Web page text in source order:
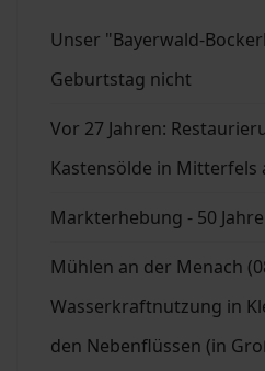
Unser "Bayerwald-
Geburtstag nicht
Vor 27 Jahren:
Kastensölde in Mitterfels
Markterhebung - 50
Mühlen an der Menach
Wasserkraftnutzung in
den Nebenflüssen (in